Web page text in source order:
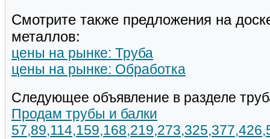
Смотрите также предложения на
металлов:
цены на рынке: Труба
цены на рынке: Обработка
Следующее объявление в разделе
Продам трубы и балки